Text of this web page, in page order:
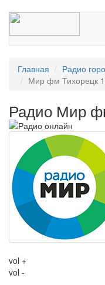
Главная Радио
Мир фм Тихорецк
Радио Мир
vol +
vol -